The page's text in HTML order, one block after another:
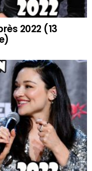
2022 (13